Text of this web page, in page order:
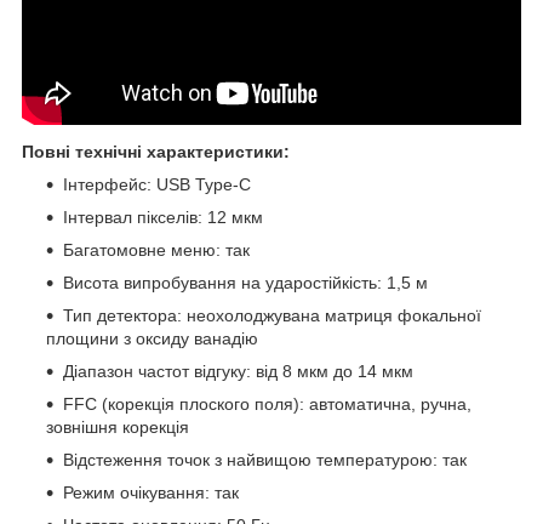
Повні технічні характеристики:
Інтерфейс: USB Type-C
Інтервал пікселів: 12 мкм
Багатомовне меню: так
Висота випробування на ударостійкість: 1,5 м
Тип детектора: неохолоджувана матриця фокальної
площини з оксиду ванадію
Діапазон частот відгуку: від 8 мкм до 14 мкм
FFC (корекція плоского поля): автоматична, ручна,
зовнішня корекція
Відстеження точок з найвищою температурою: так
Режим очікування: так